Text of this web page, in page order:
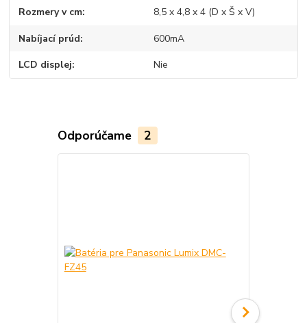
Rozmery v cm 8,5 x 4,8 x 4 (D x Š x V)
Nabíjací prúd 600mA
LCD displej Nie
Odporúčame 2